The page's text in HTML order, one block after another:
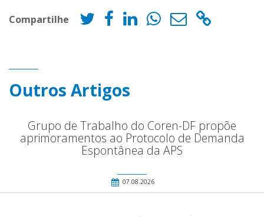
Compartilhe
Outros Artigos
Grupo de Trabalho do Coren-DF propõe
aprimoramentos ao Protocolo de Demanda
Espontânea da APS
07.08.2026